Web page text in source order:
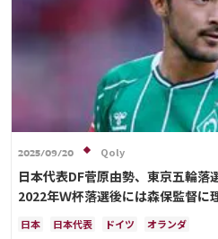
2025/09/20 Qoly
日本代表DF菅原由勢、東京五輪
2022年Ｗ杯落選後には森保監督に
難しかった」
日本 日本代表 ドイツ オランダ